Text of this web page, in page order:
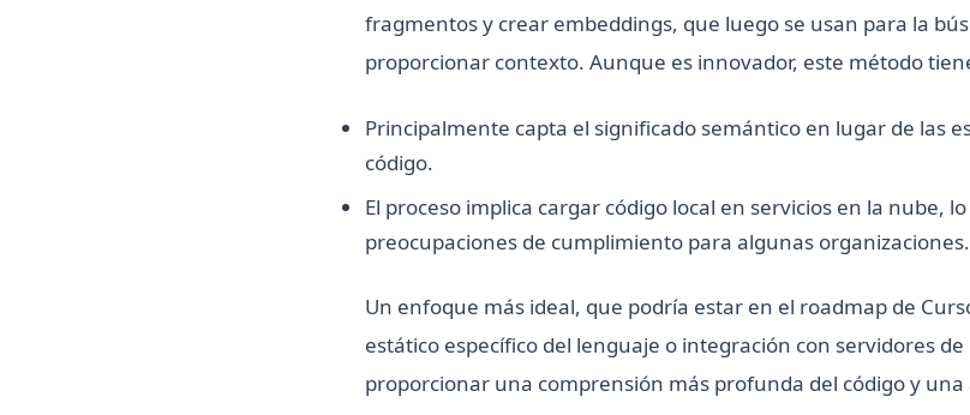
fragmentos y crear embeddings, que luego se usan para la
proporcionar contexto. Aunque es innovador, este método
Principalmente capta el significado semántico en lugar de las
código.
El proceso implica cargar código local en servicios en la nube,
preocupaciones de cumplimiento para algunas organizaciones.
Un enfoque más ideal, que podría estar en el roadmap de
estático específico del lenguaje o integración con servidores
proporcionar una comprensión más profunda del código y